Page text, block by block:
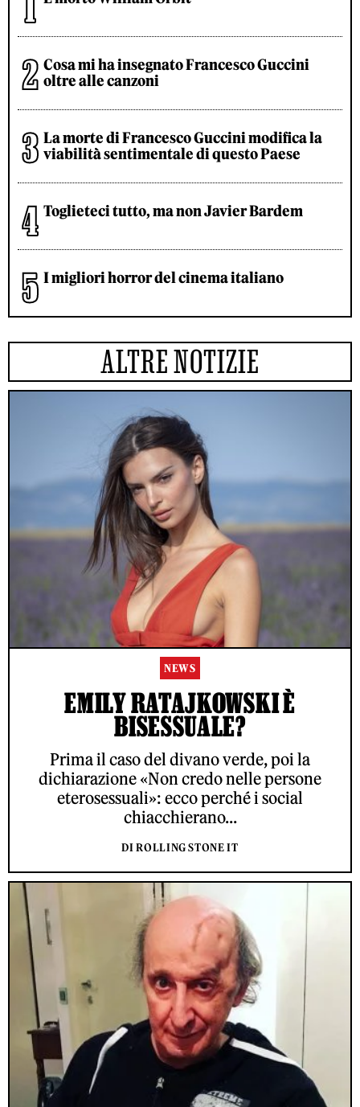
Cosa mi ha insegnato Francesco Guccini
oltre alle canzoni
La morte di Francesco Guccini modifica la
viabilità sentimentale di questo Paese
Toglieteci tutto, ma non Javier Bardem
I migliori horror del cinema italiano
ALTRE NOTIZIE
NEWS
EMILY RATAJKOWSKI È
BISESSUALE?
Prima il caso del divano verde, poi la
dichiarazione «Non credo nelle persone
eterosessuali»: ecco perché i social
chiacchierano...
DI ROLLING STONE IT